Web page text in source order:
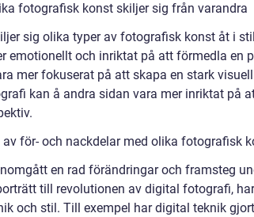
fotografisk konst skiljer sig från varandra
sig olika typer av fotografisk konst åt i
emotionellt och inriktat på att förmedla en
mer fokuserat på att skapa en stark
kan å andra sidan vara mer inriktat på
för- och nackdelar med olika fotografisk
en rad förändringar och framsteg
till revolutionen av digital fotografi,
och stil. Till exempel har digital teknik